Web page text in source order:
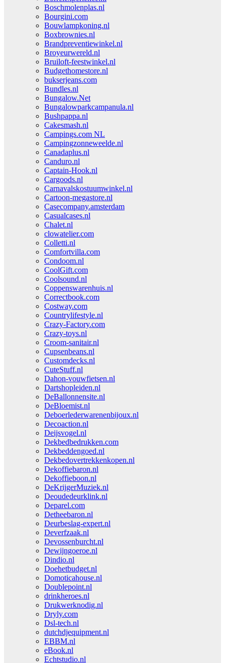
Boschmolenplas.nl
Bourgini.com
Bouwlampkoning.nl
Boxbrownies.nl
Brandpreventiewinkel.nl
Broyeurwereld.nl
Bruiloft-feestwinkel.nl
Budgethomestore.nl
bukserjeans.com
Bundles.nl
Bungalow.Net
Bungalowparkcampanula.nl
Bushpappa.nl
Cakesmash.nl
Campings.com NL
Campingzonneweelde.nl
Canadaplus.nl
Canduro.nl
Captain-Hook.nl
Cargoods.nl
Carnavalskostuumwinkel.nl
Cartoon-megastore.nl
Casecompany.amsterdam
Casualcases.nl
Chalet.nl
clowatelier.com
Colletti.nl
Comfortvilla.com
Condoom.nl
CoolGift.com
Coolsound.nl
Coppenswarenhuis.nl
Correctbook.com
Costway.com
Countrylifestyle.nl
Crazy-Factory.com
Crazy-toys.nl
Croom-sanitair.nl
Cupsenbeans.nl
Customdecks.nl
CuteStuff.nl
Dahon-vouwfietsen.nl
Dartshopleiden.nl
DeBallonnensite.nl
DeBloemist.nl
Deboerlederwarenenbijoux.nl
Decoaction.nl
Deijsvogel.nl
Dekbedbedrukken.com
Dekbeddengoed.nl
Dekbedovertrekkenkopen.nl
Dekoffiebaron.nl
Dekoffieboon.nl
DeKrijgerMuziek.nl
Deoudedeurklink.nl
Deparel.com
Detheebaron.nl
Deurbeslag-expert.nl
Deverfzaak.nl
Devossenburcht.nl
Dewijngoeroe.nl
Dindio.nl
Doehetbudget.nl
Domoticahouse.nl
Doublepoint.nl
drinkheroes.nl
Drukwerknodig.nl
Dryly.com
Dsl-tech.nl
dutchdjequipment.nl
EBBM.nl
eBook.nl
Echtstudio.nl